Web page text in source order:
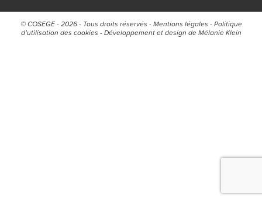
© COSEGE - 2026 - Tous droits réservés - Mentions légales - Politique
d’utilisation des cookies - Développement et design deMélanie Klein